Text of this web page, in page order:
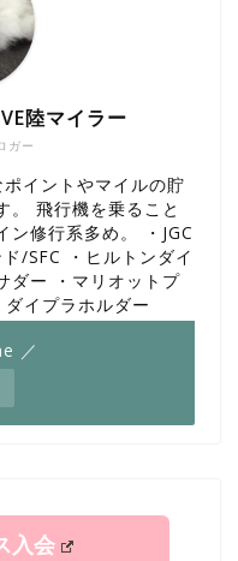
ガー
陸マイラー
イントやマイルの貯
。 飛行機を乗ること
ン修行系多め。 ・JGC
/SFC ・ヒルトンダイ
ダー ・マリオットプ
イプラホルダー
／
入会